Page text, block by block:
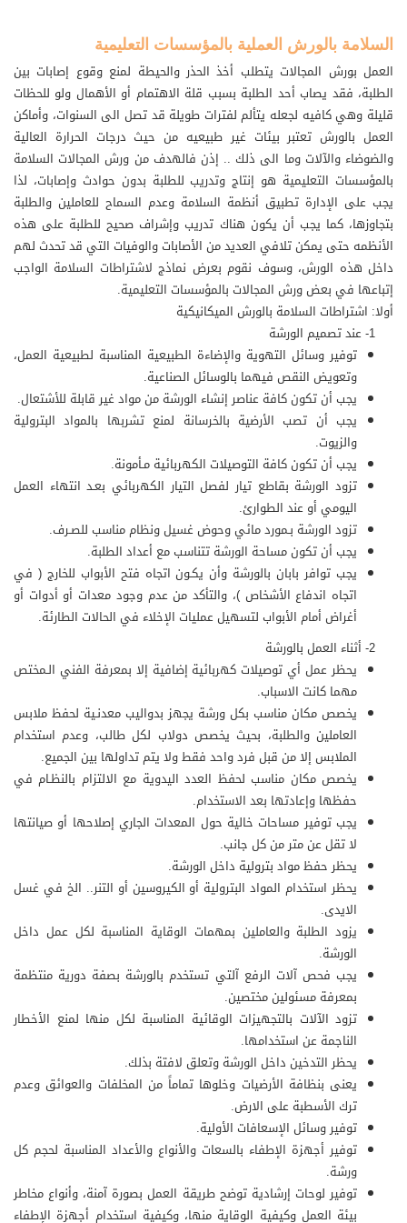
السلامة بالورش العملية بالمؤسسات التعليمية
العمل بورش المجالات يتطلب أخذ الحذر والحيطة لمنع وقوع إصابات بين
الطلبة، فقد يصاب أحد الطلبة بسبب قلة الاهتمام أو الأهمال ولو للحظات
قليلة وهي كافيه لجعله يتألم لفترات طويلة قد تصل الى السنوات، وأماكن
العمل بالورش تعتبر بيئات غير طبيعيه من حيث درجات الحرارة العالية
والضوضاء والآلات وما الى ذلك .. إذن فالهدف من ورش المجالات السلامة
بالمؤسسات التعليمية هو إنتاج وتدريب للطلبة بدون حوادث وإصابات، لذا
يجب على الإدارة تطبيق أنظمة السلامة وعدم السماح للعاملين والطلبة
بتجاوزها، كما يجب أن يكون هناك تدريب وإشراف صحيح للطلبة على هذه
الأنظمه حتى يمكن تلافي العديد من الأصابات والوفيات التي قد تحدث لهم
داخل هذه الورش، وسوف نقوم بعرض نماذج لاشتراطات السلامة الواجب
إتباعها في بعض ورش المجالات بالمؤسسات التعليمية.
أولا: اشتراطات السلامة بالورش الميكانيكية
توفير وسائل التهوية والإضاءة الطبيعية المناسبة لطبيعية العمل،
وتعويض النقص فيهما بالوسائل الصناعية.
يجب أن تكون كافة عناصر إنشاء الورشة من مواد غير قابلة للأشتعال.
يجب أن تصب الأرضية بالخرسانة لمنع تشربها بالمواد البترولية
والزيوت.
يجب أن تكون كافة التوصيلات الكهربائية مـأمونة.
تزود الورشة بقاطع تيار لفصل التيار الكهربائي بعـد انتهاء العمل
اليومي أو عند الطوارئ.
تزود الورشة بـمورد مائي وحوض غسيل ونظام مناسب للصـرف.
يجب أن تكون مساحة الورشة تتناسب مع أعداد الطلبة.
يجب توافر بابان بالورشة وأن يكـون اتجاه فتح الأبواب للخارج ( في
اتجاه اندفاع الأشخاص )، والتأكد من عدم وجود معدات أو أدوات أو
أغراض أمام الأبواب لتسهيل عمليات الإخلاء في الحالات الطارئة.
يحظر عمل أي توصيلات كهربائية إضافية إلا بمعرفة الفني الـمختص
مهما كانت الاسباب.
يخصص مكان مناسب بكل ورشة يجهز بدواليب معدنـية لحفظ ملابس
العاملين والطلبة، بحيث يخصص دولاب لكل طالب، وعدم استخدام
الملابس إلا من قبل فرد واحد فقط ولا يتم تداولها بين الجميع.
يخصص مكان مناسب لحفظ العدد اليدوية مع الالتزام بالنظـام في
حفظها وإعادتها بعد الاستخدام.
يجب توفير مساحات خالية حول المعدات الجاري إصلاحها أو صيانتها
لا تقل عن متر من كل جانب.
يحظر حفظ مواد بترولية داخل الورشة.
يحظر استخدام المواد البترولية أو الكيروسين أو التنر.. الخ في غسل
الايدى.
يزود الطلبة والعاملين بمهمات الوقاية المناسبة لكل عمل داخل
الورشة.
يجب فحص آلات الرفع آلتي تستخدم بالورشة بصفة دورية منتظمة
بمعرفة مسئولين مختصين.
تزود الآلات بالتجهيزات الوقائية المناسبة لكل منها لمنع الأخطار
الناجمة عن استخدامها.
يحظر التدخين داخل الورشة وتعلق لافتة بذلك.
يعنى بنظافة الأرضيات وخلوها تماماً من المخلفات والعوائق وعدم
ترك الأسطبة على الارض.
توفير وسائل الإسعافات الأولية.
توفير أجهزة الإطفاء بالسعات والأنواع والأعداد المناسبة لحجم كل
ورشة.
توفير لوحات إرشادية توضح طريقة العمل بصورة آمنة، وأنواع مخاطر
بيئة العمل وكيفية الوقاية منها، وكيفية استخدام أجهزة الإطفاء